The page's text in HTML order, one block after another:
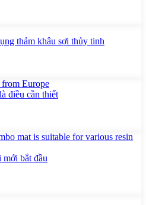
thảm khâu sợi thủy tinh
điều cần thiết
bắt đầu